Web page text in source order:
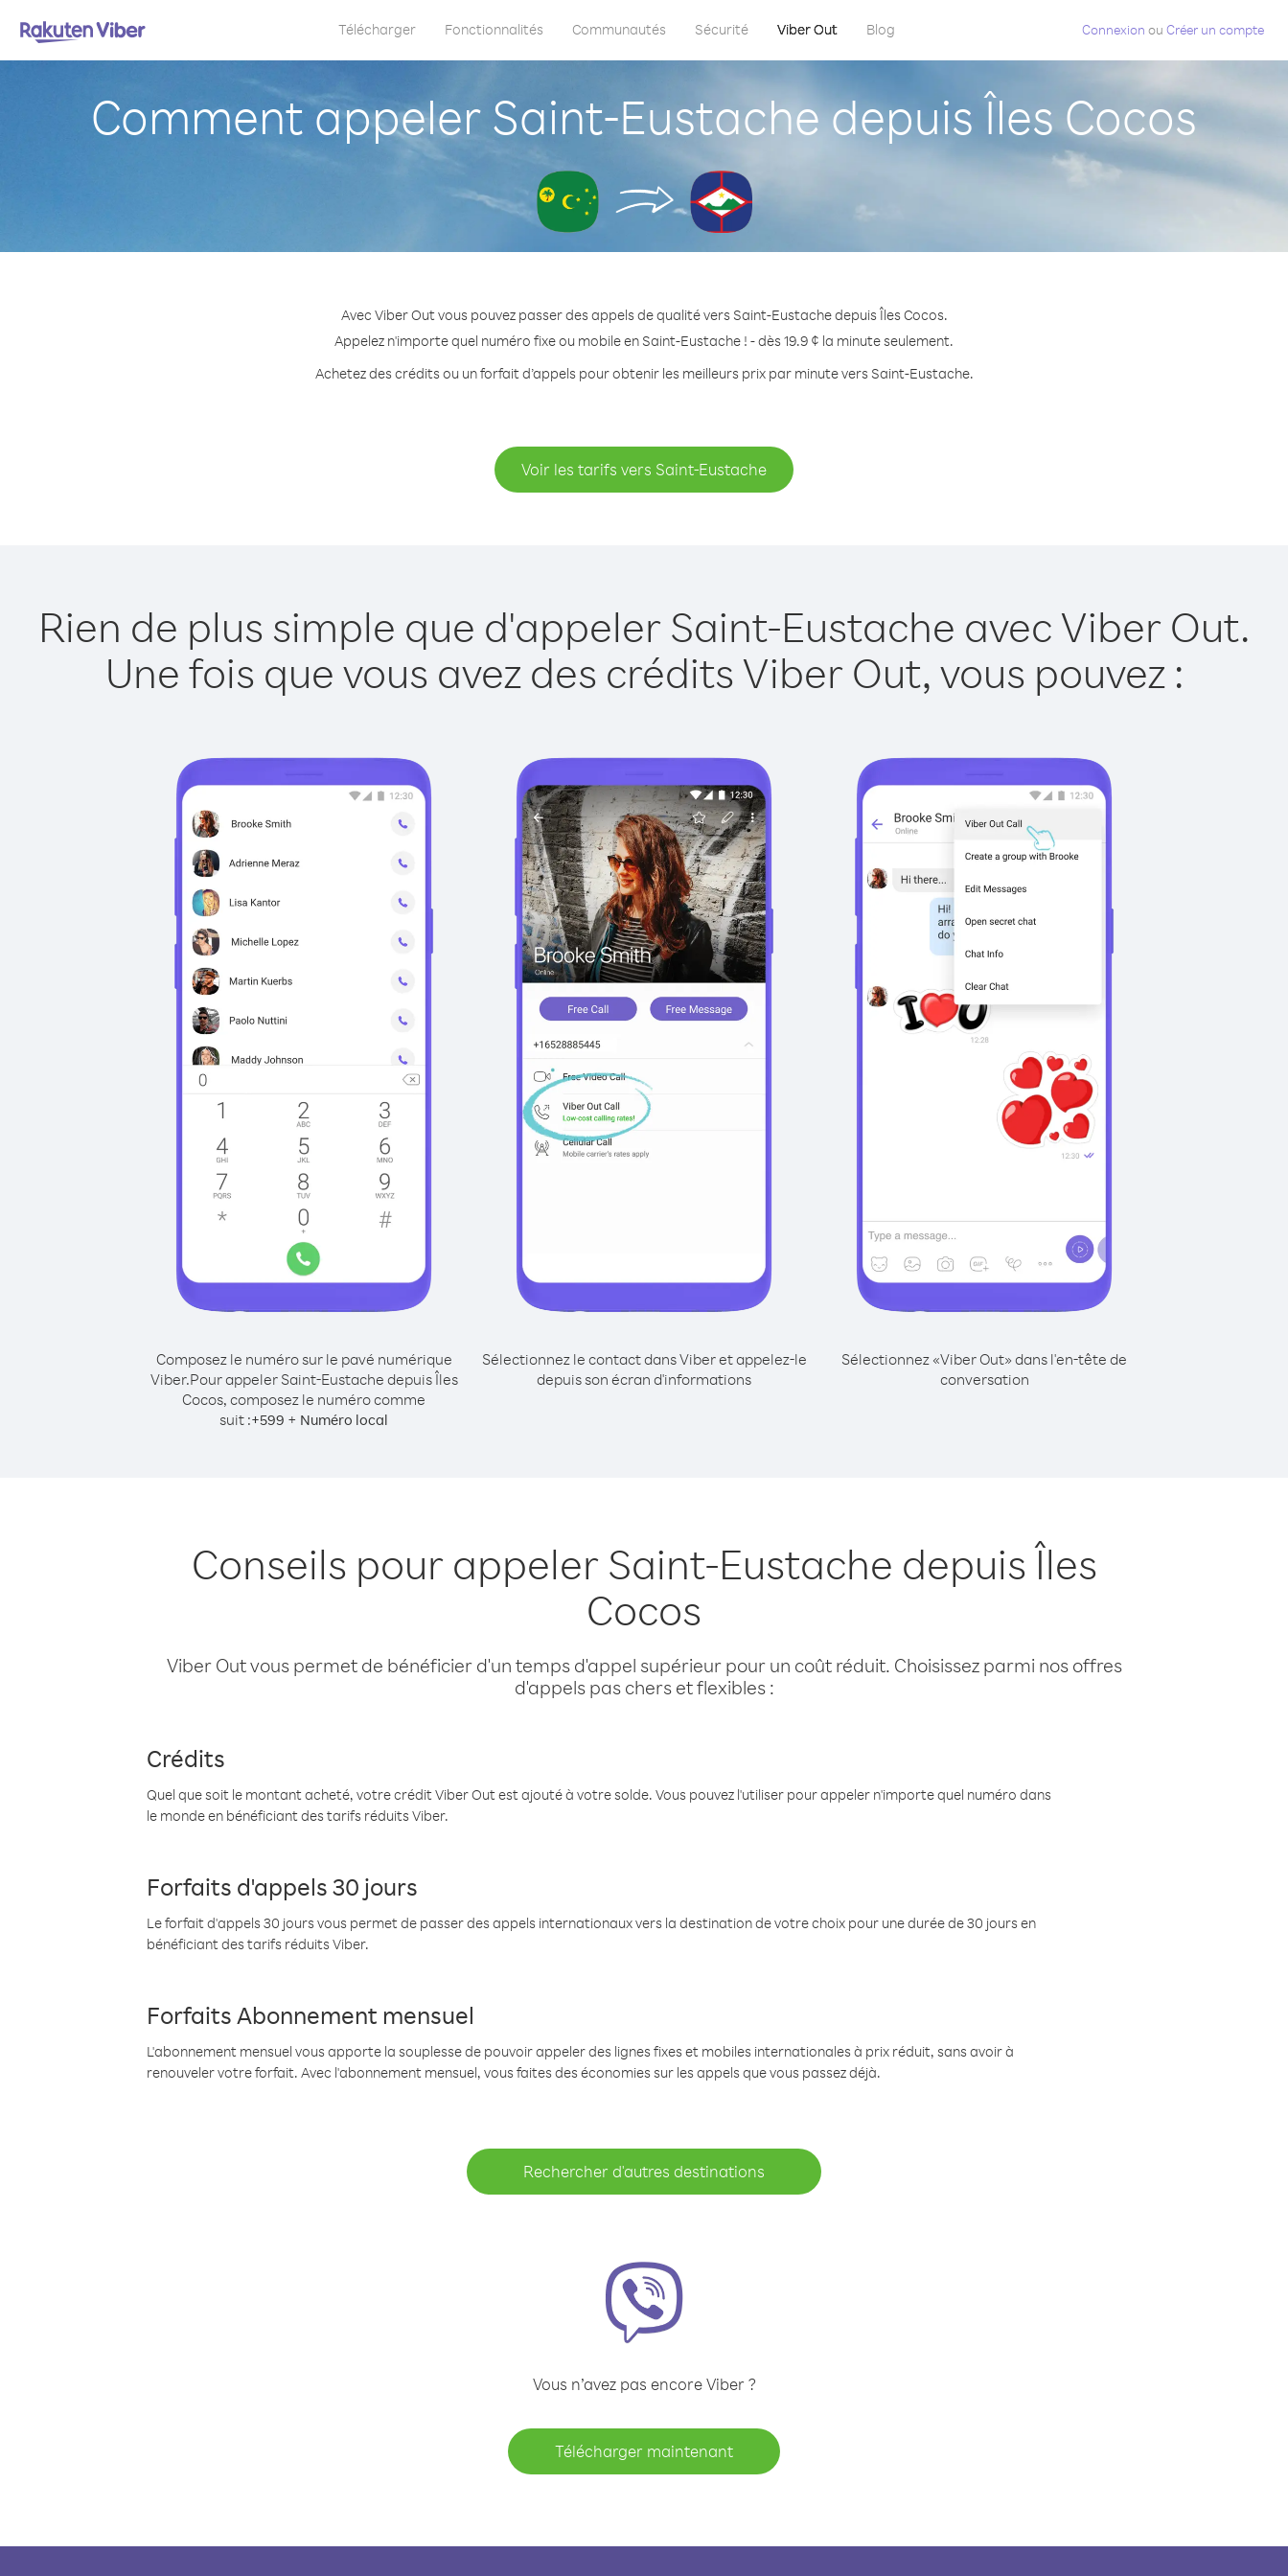
Télécharger Fonctionnalités Communautés Sécurité Viber Out Blog Connexion ou Créer un compte
Comment appeler Saint-Eustache depuis Îles Cocos
Avec Viber Out vous pouvez passer des appels de qualité vers Saint-Eustache depuis Îles Cocos.
Appelez n'importe quel numéro fixe ou mobile en Saint-Eustache ! - dès 19.9 ¢ la minute seulement.
Achetez des crédits ou un forfait d’appels pour obtenir les meilleurs prix par minute vers Saint-Eustache.
Voir les tarifs vers Saint-Eustache
Rien de plus simple que d'appeler Saint-Eustache avec Viber Out.
Une fois que vous avez des crédits Viber Out, vous pouvez :
Composez le numéro sur le pavé numérique
Viber.Pour appeler Saint-Eustache depuis Îles
Cocos, composez le numéro comme
suit :+599 + Numéro local
Sélectionnez le contact dans Viber et appelez-le
depuis son écran d'informations
Sélectionnez «Viber Out» dans l'en-tête de
conversation
Conseils pour appeler Saint-Eustache depuis Îles
Cocos
Viber Out vous permet de bénéficier d'un temps d'appel supérieur pour un coût réduit. Choisissez parmi nos offres
d'appels pas chers et flexibles :
Crédits
Quel que soit le montant acheté, votre crédit Viber Out est ajouté à votre solde. Vous pouvez l'utiliser pour appeler n'importe quel numéro dans
le monde en bénéficiant des tarifs réduits Viber.
Forfaits d'appels 30 jours
Le forfait d'appels 30 jours vous permet de passer des appels internationaux vers la destination de votre choix pour une durée de 30 jours en
bénéficiant des tarifs réduits Viber.
Forfaits Abonnement mensuel
L'abonnement mensuel vous apporte la souplesse de pouvoir appeler des lignes fixes et mobiles internationales à prix réduit, sans avoir à
renouveler votre forfait. Avec l'abonnement mensuel, vous faites des économies sur les appels que vous passez déjà.
Rechercher d'autres destinations
Vous n’avez pas encore Viber ?
Télécharger maintenant